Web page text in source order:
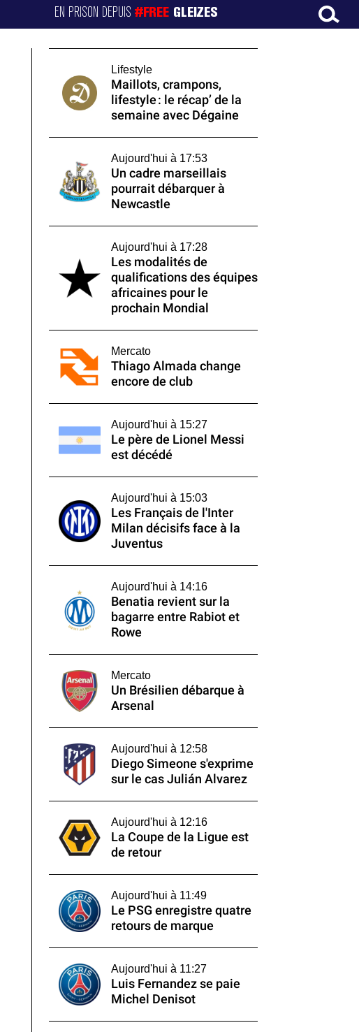
EN PRISON DEPUIS#FREE GLEIZES
Lifestyle
Maillots, crampons,
lifestyle : le récap’ de la
semaine avec Dégaine
Aujourd'hui à 17:53
Un cadre marseillais
pourrait débarquer à
Newcastle
Aujourd'hui à 17:28
Les modalités de
qualifications des équipes
africaines pour le
prochain Mondial
Mercato
Thiago Almada change
encore de club
Aujourd'hui à 15:27
Le père de Lionel Messi
est décédé
Aujourd'hui à 15:03
Les Français de l'Inter
Milan décisifs face à la
Juventus
Aujourd'hui à 14:16
Benatia revient sur la
bagarre entre Rabiot et
Rowe
Mercato
Un Brésilien débarque à
Arsenal
Aujourd'hui à 12:58
Diego Simeone s'exprime
sur le cas Julián Alvarez
Aujourd'hui à 12:16
La Coupe de la Ligue est
de retour
Aujourd'hui à 11:49
Le PSG enregistre quatre
retours de marque
Aujourd'hui à 11:27
Luis Fernandez se paie
Michel Denisot